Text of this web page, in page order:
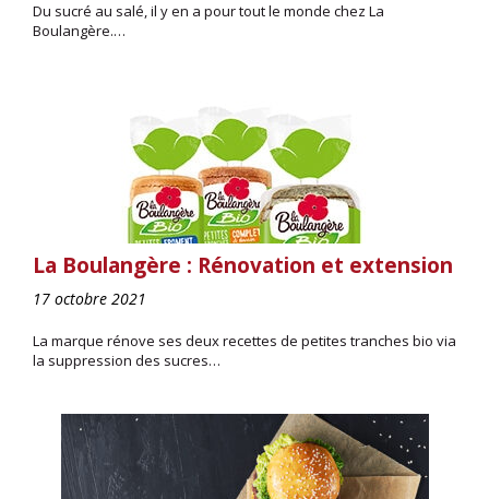
Du sucré au salé, il y en a pour tout le monde chez La
Boulangère.…
La Boulangère : Rénovation et extension
17 octobre 2021
La marque rénove ses deux recettes de petites tranches bio via
la suppression des sucres…